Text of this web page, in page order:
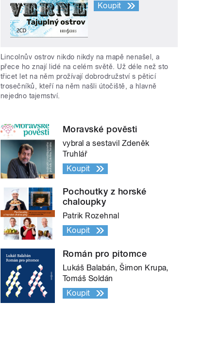
Koupit
Lincolnův ostrov nikdo nikdy na mapě nenašel, a
přece ho znají lidé na celém světě. Už déle než sto
třicet let na něm prožívají dobrodružství s pěticí
trosečníků, kteří na něm našli útočiště, a hlavně
nejedno tajemství.
Moravské pověsti
vybral a sestavil Zdeněk
Truhlář
Koupit
Pochoutky z horské
chaloupky
Patrik Rozehnal
Koupit
Román pro pitomce
Lukáš Balabán, Šimon Krupa,
Tomáš Soldán
Koupit